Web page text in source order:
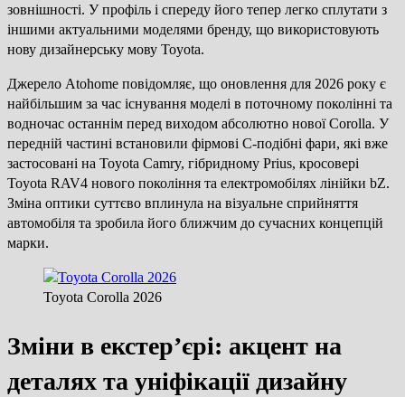
зовнішності. У профіль і спереду його тепер легко сплутати з
іншими актуальними моделями бренду, що використовують
нову дизайнерську мову Toyota.
Джерело Atohome повідомляє, що оновлення для 2026 року є
найбільшим за час існування моделі в поточному поколінні та
водночас останнім перед виходом абсолютно нової Corolla. У
передній частині встановили фірмові С-подібні фари, які вже
застосовані на Toyota Camry, гібридному Prius, кросовері
Toyota RAV4 нового покоління та електромобілях лінійки bZ.
Зміна оптики суттєво вплинула на візуальне сприйняття
автомобіля та зробила його ближчим до сучасних концепцій
марки.
Toyota Corolla 2026
Зміни в екстер’єрі: акцент на
деталях та уніфікації дизайну